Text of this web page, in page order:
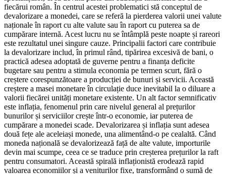
fiecărui român. În centrul acestei problematici stă conceptul de
devalorizare a monedei, care se referă la pierderea valorii unei valute
naționale în raport cu alte valute sau în raport cu puterea sa de
cumpărare internă. Acest lucru nu se întâmplă peste noapte și rareori
este rezultatul unei singure cauze. Principalii factori care contribuie
la devalorizare includ, în primul rând, tipărirea excesivă de bani, o
practică adesea adoptată de guverne pentru a finanța deficite
bugetare sau pentru a stimula economia pe termen scurt, fără o
creștere corespunzătoare a producției de bunuri și servicii. Această
creștere a masei monetare în circulație duce inevitabil la o diluare a
valorii fiecărei unități monetare existente. Un alt factor semnificativ
este inflația, fenomenul prin care nivelul general al prețurilor
bunurilor și serviciilor crește într-o economie, iar puterea de
cumpărare a monedei scade. Devalorizarea și inflația sunt adesea
două fețe ale aceleiași monede, una alimentând-o pe cealaltă. Când
moneda națională se devalorizează față de alte valute, importurile
devin mai scumpe, ceea ce se traduce prin creșterea prețurilor la raft
pentru consumatori. Această spirală inflaționistă erodează rapid
valoarea economiilor și a veniturilor fixe, transformând o sumă de